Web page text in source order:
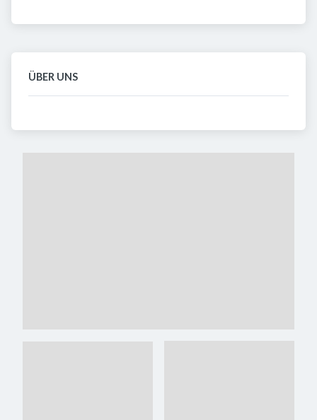
ÜBER UNS